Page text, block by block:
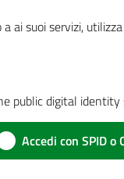
a ai suoi servizi,
public digital
Accedi con SPID o